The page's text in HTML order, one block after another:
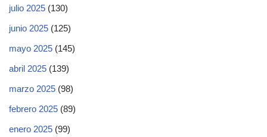
julio 2025 (130)
junio 2025 (125)
mayo 2025 (145)
abril 2025 (139)
marzo 2025 (98)
febrero 2025 (89)
enero 2025 (99)